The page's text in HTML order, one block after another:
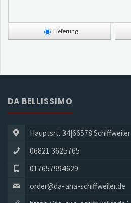
Lieferung
DA BELLISSIMO
Hauptsrt. 34|66578 Schiffweiler
06821 3625765
017657994629
order@da-ana-schiffweiler.de